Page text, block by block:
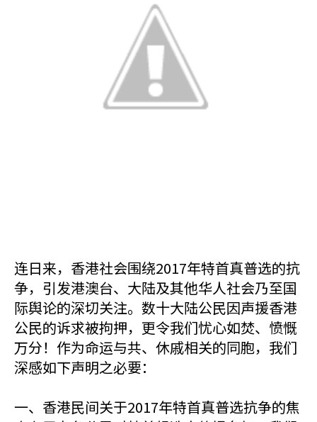
连日来，香港社会围绕2017年特首真普选的抗
争，引发港澳台、大陆及其他华人社会乃至国
际舆论的深切关注。数十大陆公民因声援香港
公民的诉求被拘押，更令我们忧心如焚、愤慨
万分！作为命运与共、休戚相关的同胞，我们
深感如下声明之必要：
一、香港民间关于2017年特首真普选抗争的焦